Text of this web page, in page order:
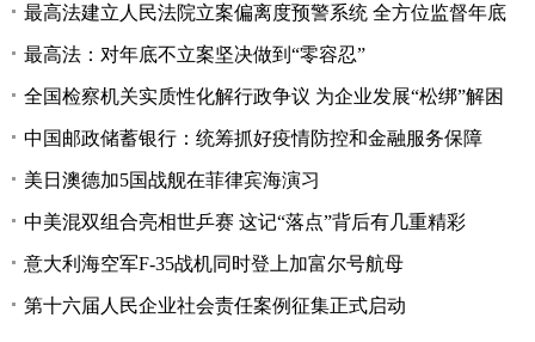
最高法建立人民法院立案偏离度预警系统 全方位监督年底
最高法：对年底不立案坚决做到“零容忍”
全国检察机关实质性化解行政争议 为企业发展“松绑”解困
中国邮政储蓄银行：统筹抓好疫情防控和金融服务保障
美日澳德加5国战舰在菲律宾海演习
中美混双组合亮相世乒赛 这记“落点”背后有几重精彩
意大利海空军F-35战机同时登上加富尔号航母
第十六届人民企业社会责任案例征集正式启动